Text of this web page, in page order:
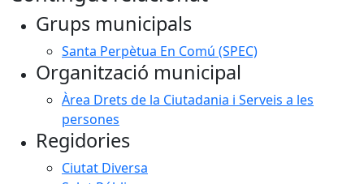
Grups municipals
Santa Perpètua En Comú (SPEC)
Organització municipal
Àrea Drets de la Ciutadania i Serveis a les
persones
Regidories
Ciutat Diversa